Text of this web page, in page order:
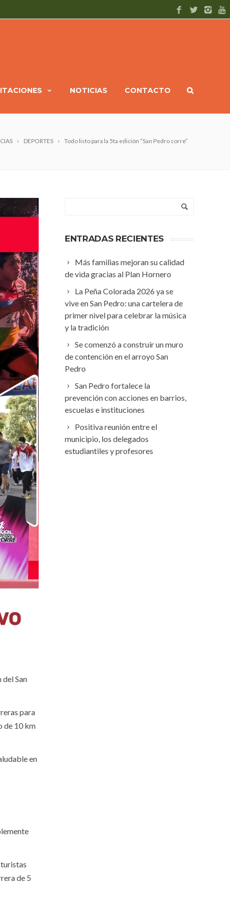
NOTICIAS CONTACTO
DEPORTES Todo listo para la 5ta edición “San Pedro corre”
San
para
de 10 km
en
de 5
ENTRADAS RECIENTES
Más familias mejoran su calidad
de vida gracias al Plan Hornero
La Peña Colorada 2026 ya se
vive en San Pedro: una cartelera de
primer nivel para celebrar la música
y la tradición
Se comenzó a construir un muro
de contención en el arroyo San
Pedro
San Pedro fortalece la
prevención con acciones en barrios,
escuelas e instituciones
Positiva reunión entre el
municipio, los delegados
estudiantiles y profesores